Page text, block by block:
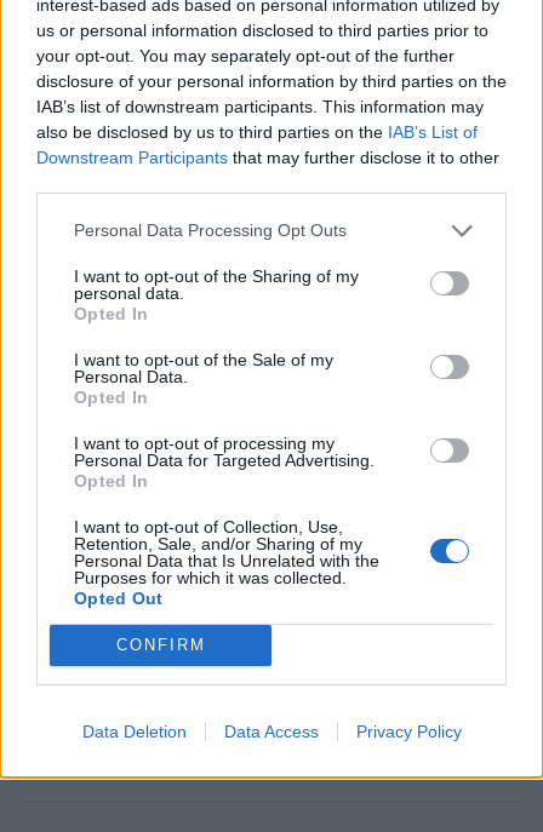
interest-based ads based on personal information utilized by
us or personal information disclosed to third parties prior to
your opt-out. You may separately opt-out of the further
disclosure of your personal information by third parties on the
IAB’s list of downstream participants. This information may
also be disclosed by us to third parties on the IAB’s List of
Downstream Participants that may further disclose it to other
Personal Data Processing Opt Outs
I want to opt-out of the Sharing of my
personal data.
Opted In
I want to opt-out of the Sale of my
Personal Data.
Opted In
I want to opt-out of processing my
Personal Data for Targeted Advertising.
Opted In
I want to opt-out of Collection, Use,
Retention, Sale, and/or Sharing of my
Personal Data that Is Unrelated with the
Purposes for which it was collected.
Opted Out
CONFIRM
Data Deletion Data Access Privacy Policy
[ΠΗΓΗ]
ΔΙΑΦΗΜΙΣΗ
Ακολουθήστε το Pink.gr στοGoogle Newsκαι